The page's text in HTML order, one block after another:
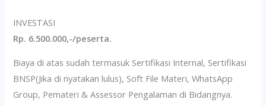
INVESTASI
Rp. 6.500.000,-/peserta.
Biaya di atas sudah termasuk Sertifikasi Internal, Sertifikasi
BNSP(Jika di nyatakan lulus), Soft File Materi, WhatsApp
Group, Pemateri & Assessor Pengalaman di Bidangnya.